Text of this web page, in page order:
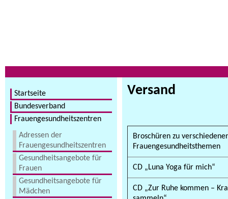
Startseite
Bundesverband
Frauengesundheitszentren
Adressen der
Frauengesundheitszentren
Gesundheitsangebote für
Frauen
Gesundheitsangebote für
Mädchen
Versand
Broschüren zu
Frauengesundheitsthemen
CD „Luna Yoga für mich“
CD „Zur Ruhe kommen –